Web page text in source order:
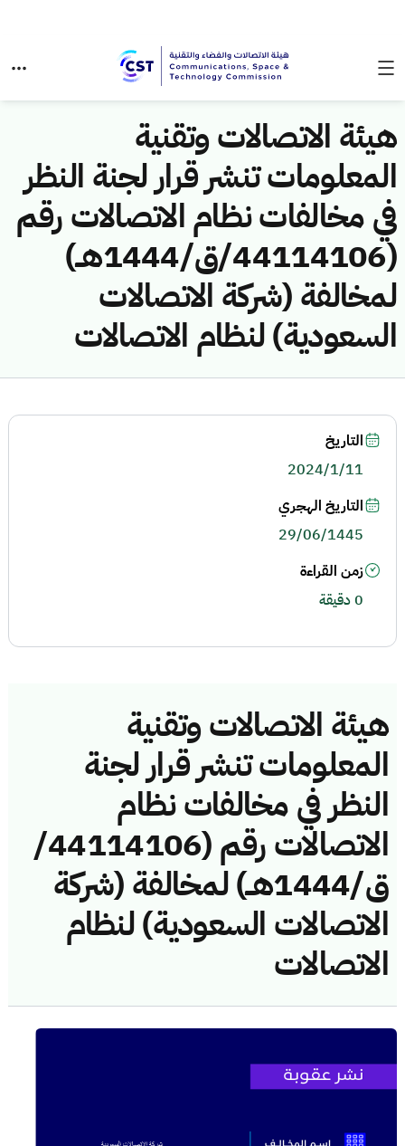
هيئة الاتصالات وتقنية
المعلومات تنشر قرار لجنة النظر
في مخالفات نظام الاتصالات رقم
(44114106/ق/1444هــ)
لمخالفة (شركة الاتصالات
السعودية) لنظام الاتصالات
هيئة الاتصالات وتقنية
المعلومات تنشر قرار لجنة
النظر في مخالفات نظام
الاتصالات رقم (44114106/
ق/1444هــ) لمخالفة (شركة
الاتصالات السعودية) لنظام
الاتصالات
التاريخ
2024/1/11
التاريخ الهجري
29/06/1445
زمن القراءة
0 دقيقة